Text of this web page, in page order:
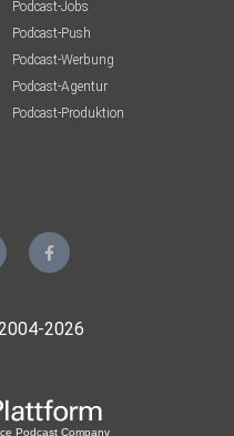
Podcast-Jobs
Podcast-Push
Podcast-Werbung
Podcast-Agentur
Podcast-Produktion
2026